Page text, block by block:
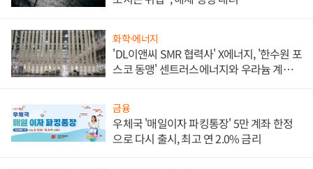
화학·에너지
'DL이앤씨 SMR 협력사' X에너지, '한수원 포
스코 동맹' 센트러스에너지와 우라늄 계약
금융
우체국 '매일이자 파킹통장' 5만 계좌 한정
으로 다시 출시, 최고 연 2.0% 금리